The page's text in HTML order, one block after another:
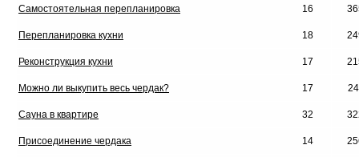
Самостоятельная перепланировка 16
Перепланировка кухни 18
Реконструкция кухни 17
Можно ли выкупить весь чердак? 17
Сауна в квартире 32
Присоединение чердака 14